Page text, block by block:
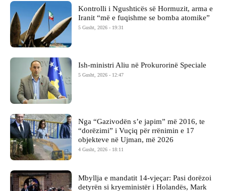
Kontrolli i Ngushticës së Hormuzit, arma e
Iranit “më e fuqishme se bomba atomike”
5 Gusht, 2026 - 19:31
Ish-ministri ​Aliu në Prokurorinë Speciale
5 Gusht, 2026 - 12:47
Nga “Gazivodën s’e japim” më 2016, te
“dorëzimi” i Vuçiq për rrënimin e 17
objekteve në Ujman, më 2026
4 Gusht, 2026 - 18:11
Mbyllja e mandatit 14-vjeçar: Pasi dorëzoi
detyrën si kryeministër i Holandës, Mark